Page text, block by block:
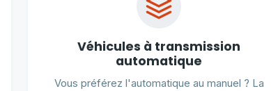
Véhicules à transmission
automatique
Vous préférez l'automatique au manuel ? La